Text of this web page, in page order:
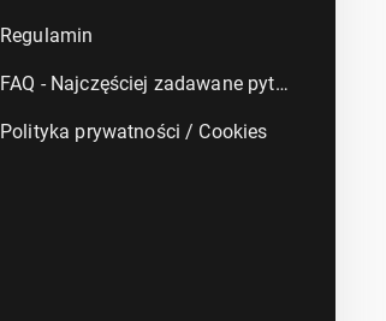
Regulamin
FAQ - Najczęściej zadawane pytania
Polityka prywatności / Cookies